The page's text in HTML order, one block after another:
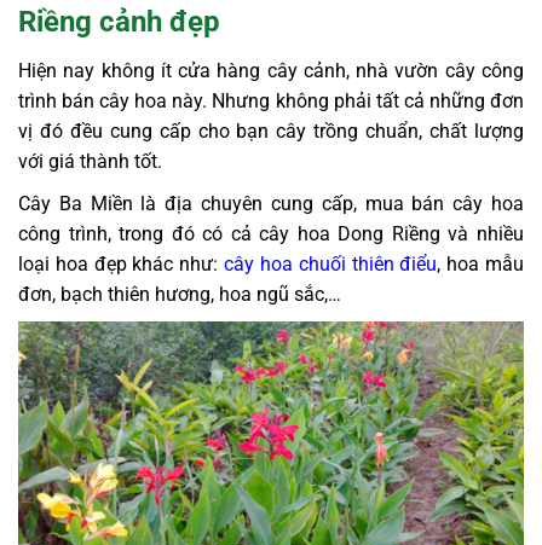
Riềng cảnh đẹp
Hiện nay không ít cửa hàng cây cảnh, nhà vườn cây công
trình bán cây hoa này. Nhưng không phải tất cả những đơn
vị đó đều cung cấp cho bạn cây trồng chuẩn, chất lượng
với giá thành tốt.
Cây Ba Miền là địa chuyên cung cấp, mua bán cây hoa
công trình, trong đó có cả cây hoa Dong Riềng và nhiều
loại hoa đẹp khác như:cây hoa chuối thiên điểu, hoa mẫu
đơn, bạch thiên hương, hoa ngũ sắc,…